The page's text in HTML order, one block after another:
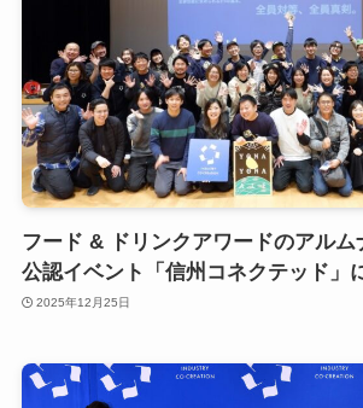
フード & ドリンクアワードのアルム
公認イベント「信州コネクテッド」
2025年12月25日